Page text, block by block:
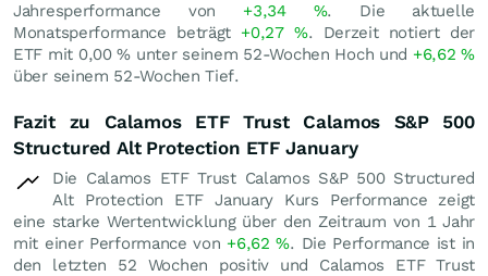
Jahresperformance von +3,34 %. Die aktuelle
Monatsperformance beträgt +0,27 %. Derzeit notiert der
ETF mit 0,00% unter seinem 52-Wochen Hoch und +6,62%
über seinem 52-Wochen Tief.
Fazit zu Calamos ETF Trust Calamos S&P 500
Structured Alt Protection ETF January
Die Calamos ETF Trust Calamos S&P 500 Structured
Alt Protection ETF January Kurs Performance zeigt
eine starke Wertentwicklung über den Zeitraum von 1 Jahr
mit einer Performance von +6,62%. Die Performance ist in
den letzten 52 Wochen positiv und Calamos ETF Trust